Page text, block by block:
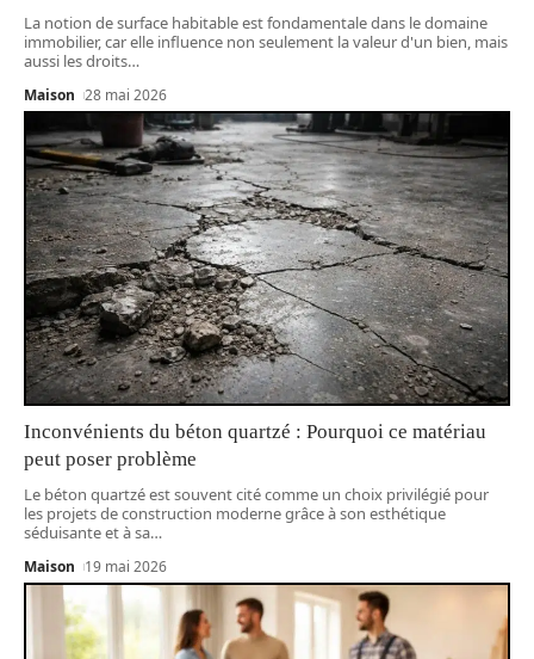
La notion de surface habitable est fondamentale dans le domaine
immobilier, car elle influence non seulement la valeur d'un bien, mais
aussi les droits…
Maison 28 mai 2026
Inconvénients du béton quartzé : Pourquoi ce matériau
peut poser problème
Le béton quartzé est souvent cité comme un choix privilégié pour
les projets de construction moderne grâce à son esthétique
séduisante et à sa…
Maison 19 mai 2026